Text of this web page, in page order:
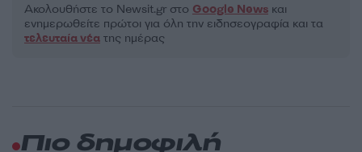
Ακολουθήστε το Νewsit.gr στο Google News και
ενημερωθείτε πρώτοι για όλη την ειδησεογραφία και τα
τελευταία νέα της ημέρας
Πιο δημοφιλή